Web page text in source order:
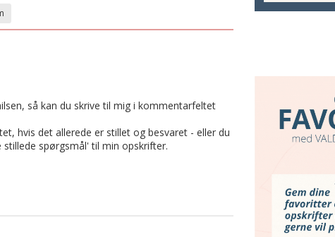
så kan du skrive til mig i kommentarfeltet
hvis det allerede er stillet og besvaret - eller du
spørgsmål' til min opskrifter.